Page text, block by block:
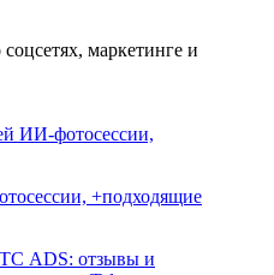
маркетинге и
+подходящие